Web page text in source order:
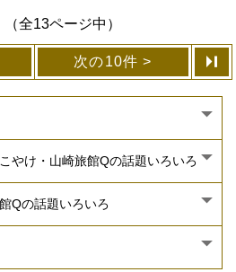
全13ページ中）
次の10件